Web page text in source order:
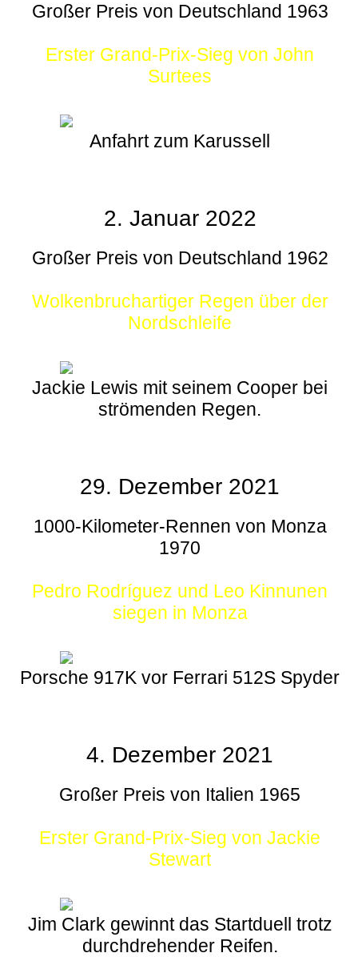
Großer Preis von Deutschland 1963
Erster Grand-Prix-Sieg von John
Surtees
Anfahrt zum Karussell
2. Januar 2022
Großer Preis von Deutschland 1962
Wolkenbruchartiger Regen über der
Nordschleife
Jackie Lewis mit seinem Cooper bei
strömenden Regen.
29. Dezember 2021
1000-Kilometer-Rennen von Monza
1970
Pedro Rodríguez und Leo Kinnunen
siegen in Monza
Porsche 917K vor Ferrari 512S Spyder
4. Dezember 2021
Großer Preis von Italien 1965
Erster Grand-Prix-Sieg von Jackie
Stewart
Jim Clark gewinnt das Startduell trotz
durchdrehender Reifen.